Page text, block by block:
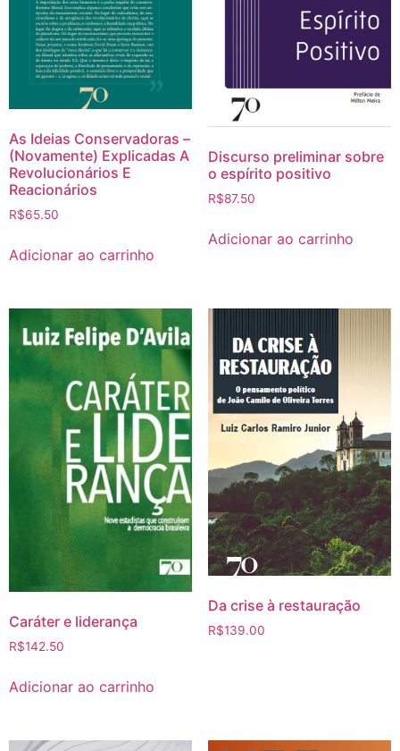
As Ideias Conservadoras –
(Novamente) Explicadas A
Revolucionários E
Reacionários
R$65.50
Adicionar ao carrinho
Discurso preliminar sobre
o espírito positivo
R$87.50
Adicionar ao carrinho
Caráter e liderança
R$142.50
Adicionar ao carrinho
Da crise à restauração
R$139.00